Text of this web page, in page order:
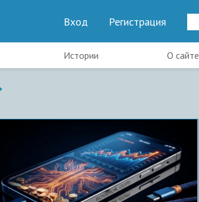
Вход Регистрация
Истории О сайте